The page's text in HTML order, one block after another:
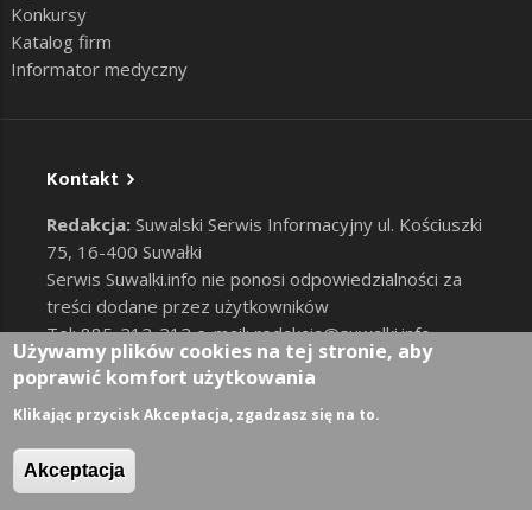
Konkursy
Katalog firm
Informator medyczny
Kontakt
Redakcja: Suwalski Serwis Informacyjny ul. Kościuszki
75, 16-400 Suwałki
Serwis Suwalki.info nie ponosi odpowiedzialności za
treści dodane przez użytkowników
Tel: 885-212-212 e-mail:redakcja@suwalki.info,
reklama@suwalki.info
RODO |Cookies
User account menu
Zaloguj
Używamy plików cookies na tej stronie, aby
poprawić komfort użytkowania
Klikając przycisk Akceptacja, zgadzasz się na to.
Akceptacja